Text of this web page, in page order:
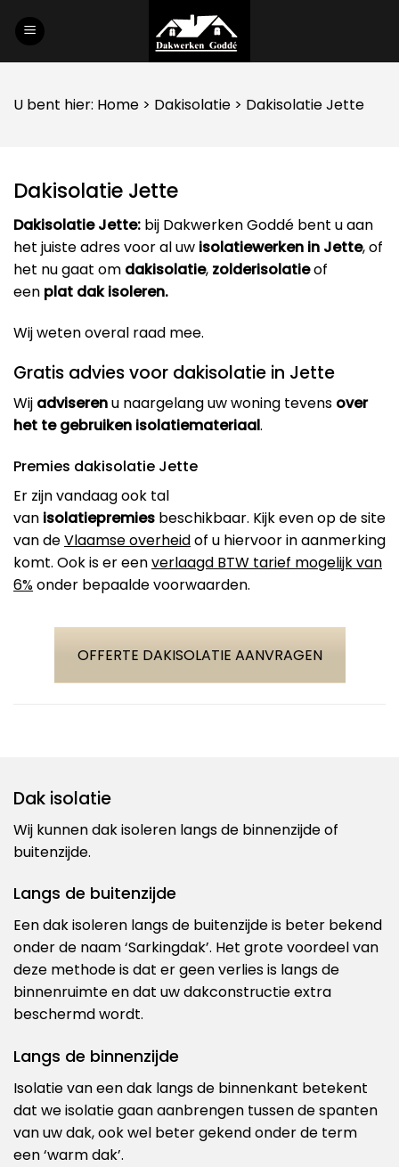
U bent hier: Home > Dakisolatie > Dakisolatie Jette
Dakisolatie Jette
Dakisolatie Jette: bij Dakwerken Goddé bent u aan
het juiste adres voor al uw isolatiewerken in Jette, of
het nu gaat om dakisolatie, zolderisolatieof
een plat dak isoleren.
Wij weten overal raad mee.
Gratis advies voor dakisolatie in Jette
Wij adviserenu naargelang uw woning tevens over
het te gebruiken isolatiemateriaal.
Premies dakisolatie Jette
Er zijn vandaag ook tal
van isolatiepremies beschikbaar. Kijk even op de site
van deVlaamse overheidof u hiervoor in aanmerking
komt. Ook is er eenverlaagd BTW tarief mogelijk van
6%onder bepaalde voorwaarden.
OFFERTE DAKISOLATIE AANVRAGEN
Dak isolatie
Wij kunnen dak isoleren langs de binnenzijde of
buitenzijde.
Langs de buitenzijde
Een dak isoleren langs de buitenzijde is beter bekend
onder de naam ‘Sarkingdak’. Het grote voordeel van
deze methode is dat er geen verlies is langs de
binnenruimte en dat uw dakconstructie extra
beschermd wordt.
Langs de binnenzijde
Isolatie van een dak langs de binnenkant betekent
dat we isolatie gaan aanbrengen tussen de spanten
van uw dak, ook wel beter gekend onder de term
een ‘warm dak’.